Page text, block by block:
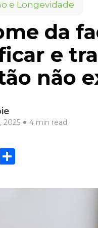
e Longevidade
da
e
não
2025 4 min read